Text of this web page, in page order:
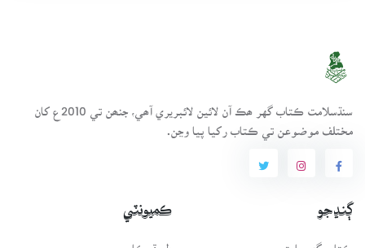
سنڌسلامت ڪتاب گهر ھڪ آن لائين لائبريري آھي، جنھن تي 2010ع کان
مختلف موضوعن تي ڪتاب رکيا پيا وڃن.
ڳنڍجو
ڪتاب گهر بابت
ڪميونٽي
طريقيڪار